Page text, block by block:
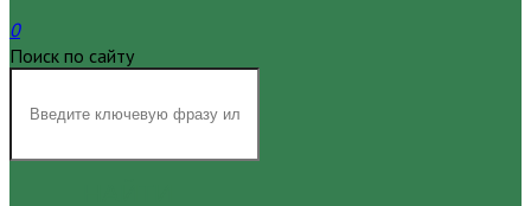
0
Поиск по сайту